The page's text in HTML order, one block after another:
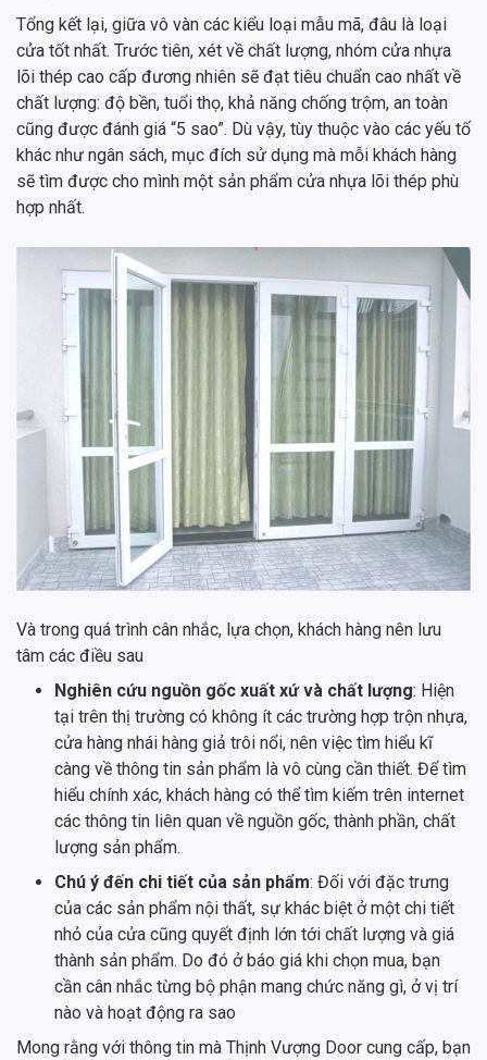
Tổng kết lại, giữa vô vàn các kiểu loại mẫu mã, đâu là loại
cửa tốt nhất. Trước tiên, xét về chất lượng, nhóm cửa nhựa
lõi thép cao cấp đương nhiên sẽ đạt tiêu chuẩn cao nhất về
chất lượng: độ bền, tuổi thọ, khả năng chống trộm, an toàn
cũng được đánh giá “5 sao”. Dù vậy, tùy thuộc vào các yếu tố
khác như ngân sách, mục đích sử dụng mà mỗi khách hàng
sẽ tìm được cho mình một sản phẩm cửa nhựa lõi thép phù
hợp nhất.
Và trong quá trình cân nhắc, lựa chọn, khách hàng nên lưu
tâm các điều sau
Nghiên cứu nguồn gốc xuất xứ và chất lượng: Hiện
tại trên thị trường có không ít các trường hợp trộn nhựa,
cửa hàng nhái hàng giả trôi nổi, nên việc tìm hiểu kĩ
càng về thông tin sản phẩm là vô cùng cần thiết. Để tìm
hiểu chính xác, khách hàng có thể tìm kiếm trên internet
các thông tin liên quan về nguồn gốc, thành phần, chất
lượng sản phẩm.
Chú ý đến chi tiết của sản phẩm: Đối với đặc trưng
của các sản phẩm nội thất, sự khác biệt ở một chi tiết
nhỏ của cửa cũng quyết định lớn tới chất lượng và giá
thành sản phẩm. Do đó ở báo giá khi chọn mua, bạn
cần cân nhắc từng bộ phận mang chức năng gì, ở vị trí
nào và hoạt động ra sao
Mong rằng với thông tin mà Thịnh Vượng Door cung cấp, bạn